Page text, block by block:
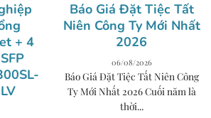
+ 4
Báo Giá Đặt Tiệc Tất
Niên Công Ty Mới Nhất
2026
06/08/2026
Báo Giá Đặt Tiệc Tất Niên Công
Ty Mới Nhất 2026 Cuối năm là
thời...